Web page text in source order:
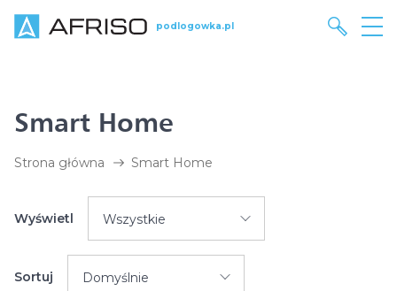
podlogowka.pl
Smart Home
Strona główna Smart Home
Wyświetl Wszystkie
Sortuj Domyślnie